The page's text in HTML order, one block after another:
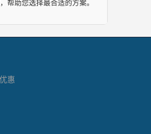
帮助您选择最合适的方案。
惠